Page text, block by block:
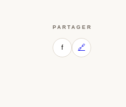
PARTAGER
f 🔗